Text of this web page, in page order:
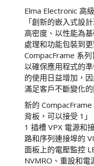
Elma Electronic 高
「創新的嵌入式設
高密度、以性能為
處理和功能包裝到
CompacFrame 系
以確保應用程式的
的使用日益增加，
滿足客戶不斷變化的
新的
背板，可以接受 1
1 插槽 VPX 電源和
路和序列連接埠的
面板上的電壓監控
NVMRO、重設和電